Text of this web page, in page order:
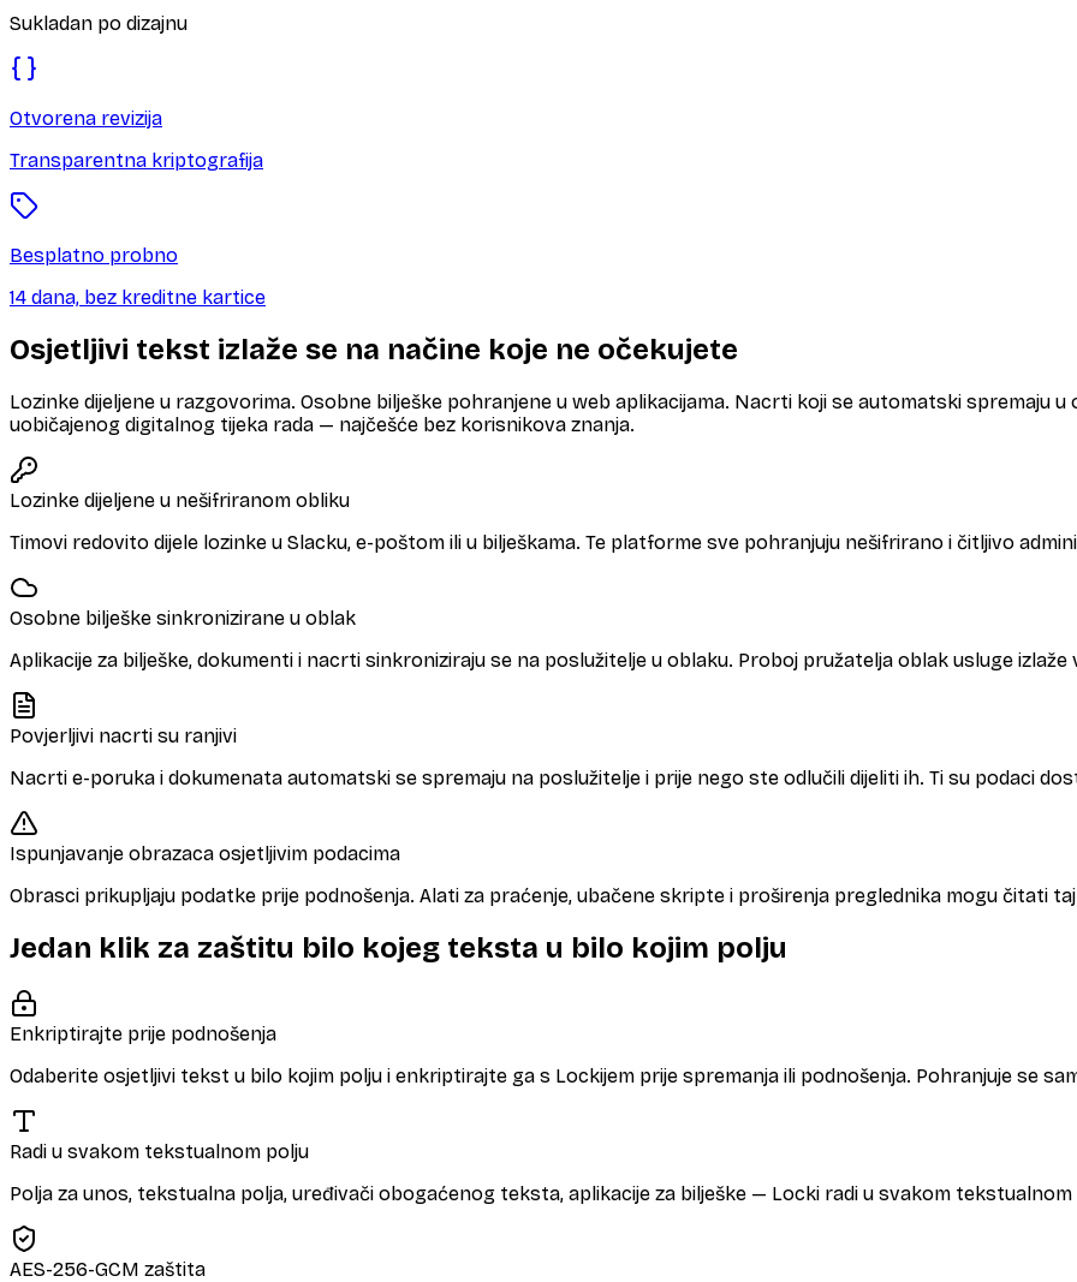
Sukladan po dizajnu
Otvorena revizija
Transparentna kriptografija
Besplatno probno
14 dana, bez kreditne kartice
Osjetljivi tekst izlaže se na načine koje ne očekujete
Lozinke dijeljene u razgovorima. Osobne bilješke pohranjene u web aplikacijama. Nacrti koji se automatski spremaju
uobičajenog digitalnog tijeka rada — najčešće bez korisnikova znanja.
Lozinke dijeljene u nešifriranom obliku
Timovi redovito dijele lozinke u Slacku, e-poštom ili u bilješkama. Te platforme sve pohranjuju nešifrirano i čitljivo
Osobne bilješke sinkronizirane u oblak
Aplikacije za bilješke, dokumenti i nacrti sinkroniziraju se na poslužitelje u oblaku. Proboj pružatelja oblak usluge izlaže
Povjerljivi nacrti su ranjivi
Nacrti e-poruka i dokumenata automatski se spremaju na poslužitelje i prije nego ste odlučili dijeliti ih. Ti su podaci
Ispunjavanje obrazaca osjetljivim podacima
Obrasci prikupljaju podatke prije podnošenja. Alati za praćenje, ubačene skripte i proširenja preglednika mogu čitati
Jedan klik za zaštitu bilo kojeg teksta u bilo kojim polju
Enkriptirajte prije podnošenja
Odaberite osjetljivi tekst u bilo kojim polju i enkriptirajte ga s Lockijem prije spremanja ili podnošenja. Pohranjuje se
Radi u svakom tekstualnom polju
Polja za unos, tekstualna polja, uređivači obogaćenog teksta, aplikacije za bilješke — Locki radi u svakom
AES-256-GCM zaštita